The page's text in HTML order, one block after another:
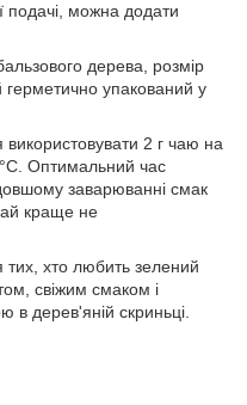
можна додати
дерева, розмір
упакований у
2 г чаю на
Оптимальний час
заварюванні смак
краще не
хто любить зелений
свіжим смаком і
в дерев'яній скриньці.